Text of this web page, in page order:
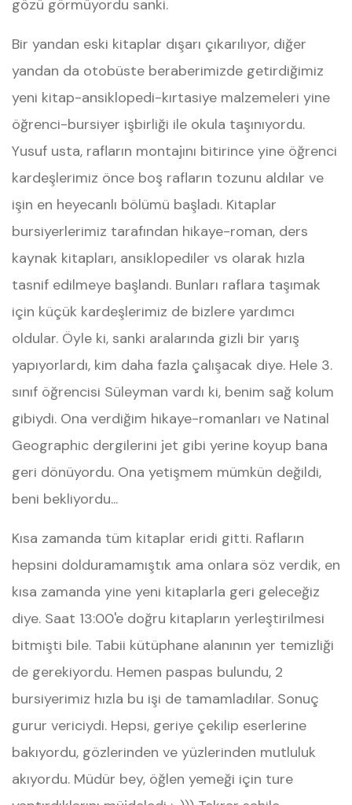
gözü görmüyordu sanki.
Bir yandan eski kitaplar dışarı çıkarılıyor, diğer
yandan da otobüste beraberimizde getirdiğimiz
yeni kitap-ansiklopedi-kırtasiye malzemeleri yine
öğrenci-bursiyer işbirliği ile okula taşınıyordu.
Yusuf usta, rafların montajını bitirince yine öğrenci
kardeşlerimiz önce boş rafların tozunu aldılar ve
işin en heyecanlı bölümü başladı. Kitaplar
bursiyerlerimiz tarafından hikaye-roman, ders
kaynak kitapları, ansiklopediler vs olarak hızla
tasnif edilmeye başlandı. Bunları raflara taşımak
için küçük kardeşlerimiz de bizlere yardımcı
oldular. Öyle ki, sanki aralarında gizli bir yarış
yapıyorlardı, kim daha fazla çalışacak diye. Hele 3.
sınıf öğrencisi Süleyman vardı ki, benim sağ kolum
gibiydi. Ona verdiğim hikaye-romanları ve Natinal
Geographic dergilerini jet gibi yerine koyup bana
geri dönüyordu. Ona yetişmem mümkün değildi,
beni bekliyordu...
Kısa zamanda tüm kitaplar eridi gitti. Rafların
hepsini dolduramamıştık ama onlara söz verdik, en
kısa zamanda yine yeni kitaplarla geri geleceğiz
diye. Saat 13:00'e doğru kitapların yerleştirilmesi
bitmişti bile. Tabii kütüphane alanının yer temizliği
de gerekiyordu. Hemen paspas bulundu, 2
bursiyerimiz hızla bu işi de tamamladılar. Sonuç
gurur vericiydi. Hepsi, geriye çekilip eserlerine
bakıyordu, gözlerinden ve yüzlerinden mutluluk
akıyordu. Müdür bey, öğlen yemeği için ture